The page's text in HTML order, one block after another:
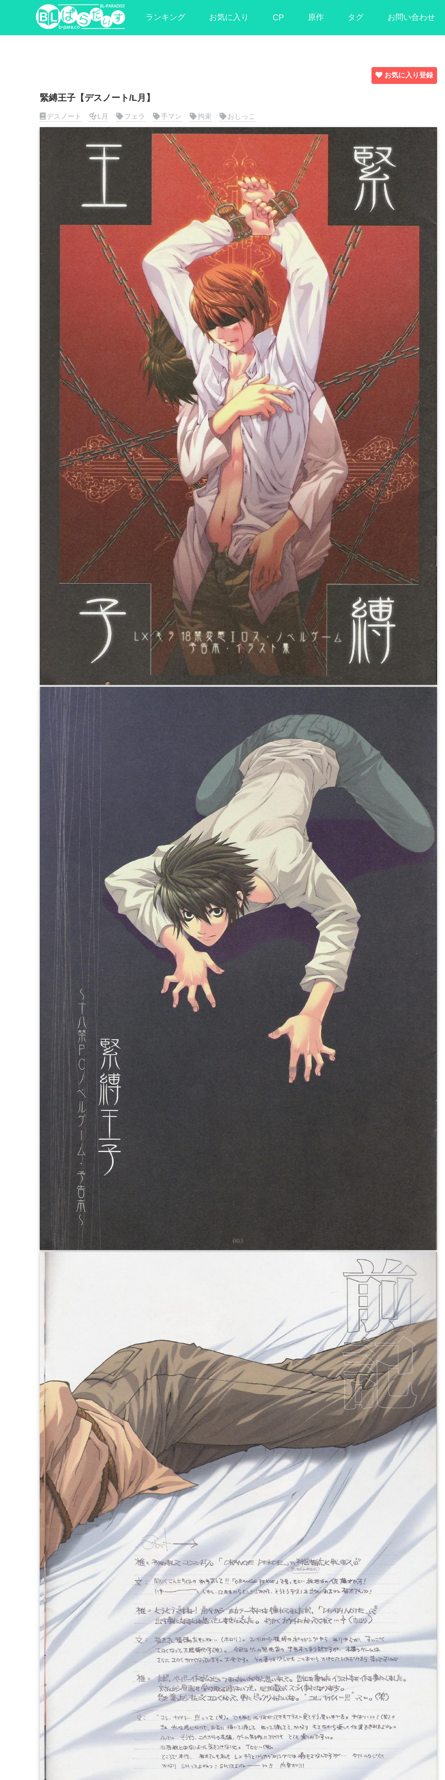
ランキング お気に入り CP 原作 タグ お問い合わせ
お気に入り登録
緊縛王子【デスノート/L月】
デスノート L月 フェラ 手マン 拘束 おしっこ